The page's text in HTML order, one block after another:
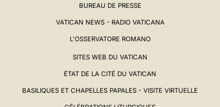
BUREAU DE PRESSE
VATICAN NEWS - RADIO VATICANA
L'OSSERVATORE ROMANO
SITES WEB DU VATICAN
ÉTAT DE LA CITÉ DU VATICAN
BASILIQUES ET CHAPELLES PAPALES - VISITE VIRTUELLE